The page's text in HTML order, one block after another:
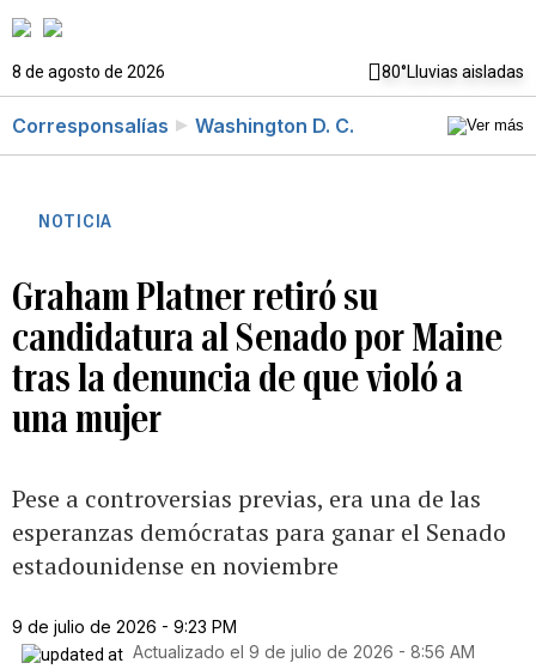
8 de agosto de 2026 80°Lluvias aisladas
Corresponsalías Washington D. C.
NOTICIA
Graham Platner retiró su
candidatura al Senado por Maine
tras la denuncia de que violó a
una mujer
Pese a controversias previas, era una de las
esperanzas demócratas para ganar el Senado
estadounidense en noviembre
9 de julio de 2026 - 9:23 PM
Actualizado el 9 de julio de 2026 - 8:56 AM